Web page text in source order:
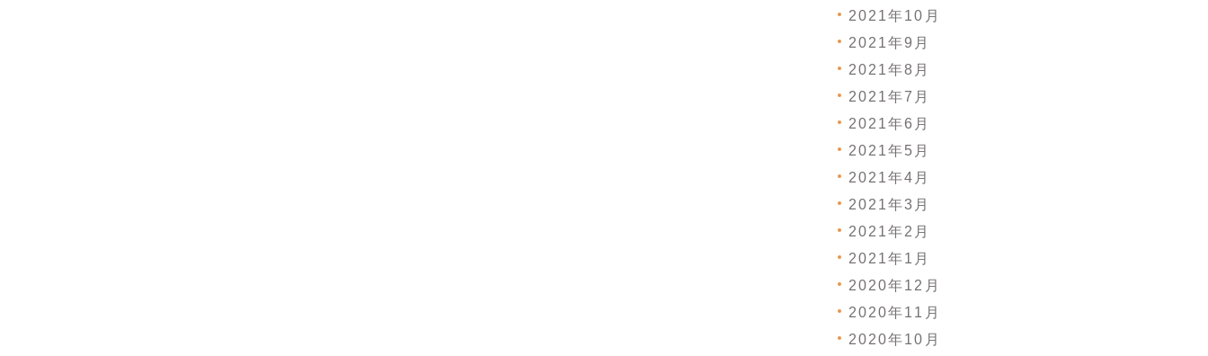
2021年10月
2021年9月
2021年8月
2021年7月
2021年6月
2021年5月
2021年4月
2021年3月
2021年2月
2021年1月
2020年12月
2020年11月
2020年10月